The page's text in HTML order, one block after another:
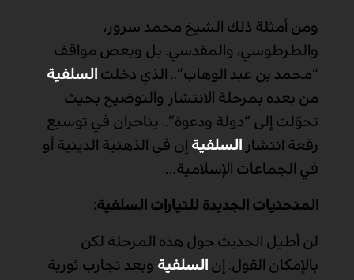
ومن أمثلة ذلك الشيخ محمد سرور،
والطرطوسي، والمقدسي. بل وبعض مواقف
“محمد بن عبد الوهاب”.. الذي دخلت السلفية
من بعده بمرحلة الانتشار والتوضيح بحيث
تحوّلت إلى “دولة ودعوة”.. يناحران في توسيع
رقعة انتشار
السلفية إن في الذهنية الدينية أو
في الجماعات الإسلامية…
المنحنيات الجديدة للتيارات السلفية:
لن أطيل الحديث حول هذه المرحلة لكن
بالإمكان القول: إن السلفية وبعد تجارب ثورية